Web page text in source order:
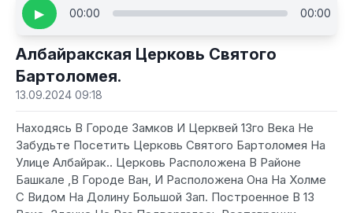
▶ 00:00 00:00
Албайракская Церковь Святого
Бартоломея.
13.09.2024 09:18
Находясь В Городе Замков И Церквей 13го Века Не
Забудьте Посетить Церковь Святого Бартоломея На
Улице Албайрак.. Церковь Расположена В Районе
Башкале ,В Городе Ван, И Расположена Она На Холме
С Видом На Долину Большой Зап. Построенное В 13